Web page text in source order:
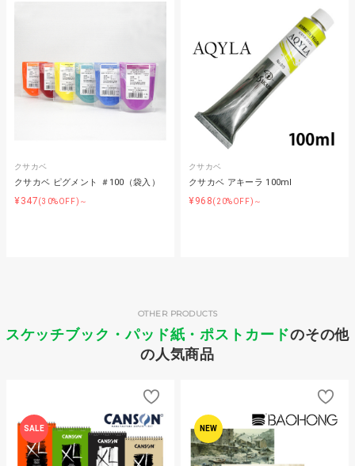
クサカベ
クサカベ ピグメント ＃100（袋入）
¥347(30%OFF)～
クサカベ
クサカベ アキーラ 100ml
¥968(20%OFF)～
スケッチブック・パッド紙・ポストカードのその他
の人気商品
OTHER PRODUCTS
SALE NEW